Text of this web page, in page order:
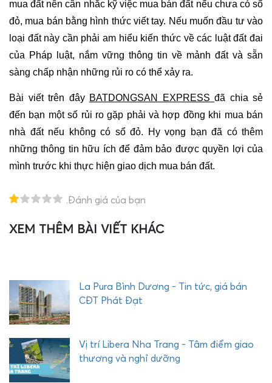
mua đất nên cân nhắc kỹ việc mua bán đất nếu chưa có sổ
đỏ, mua bán bằng hình thức viết tay. Nếu muốn đầu tư vào
loại đất này cần phải am hiểu kiến thức về các luật đất đai
của Pháp luật, nắm vững thông tin về mảnh đất và sẵn
sàng chấp nhận những rủi ro có thể xảy ra.
Bài viết trên đây BATDONGSAN EXPRESS đã chia sẻ
đến bạn một số rủi ro gặp phải và hợp đồng khi mua bán
nhà đất nếu không có sổ đỏ. Hy vọng bạn đã có thêm
những thông tin hữu ích để đảm bảo được quyền lợi của
mình trước khi thực hiện giao dịch mua bán đất.
.Đánh giá của bạn
XEM THÊM BÀI VIẾT KHÁC
La Pura Bình Dương - Tin tức, giá bán
CĐT Phát Đạt
Vị trí Libera Nha Trang - Tâm điểm giao
thương và nghỉ dưỡng